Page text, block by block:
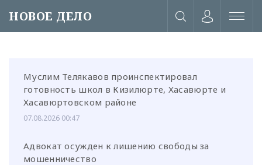
НОВОЕ ДЕЛО
Муслим Телякавов проинспектировал
готовность школ в Кизилюрте, Хасавюрте и
Хасавюртовском районе
07.08.2026 00:47
Адвокат осужден к лишению свободы за
мошенничество